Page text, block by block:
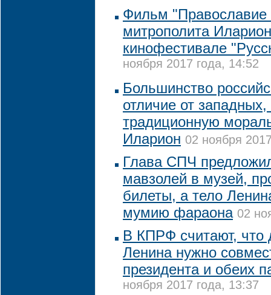
Фильм "Православие
митрополита
кинофестивале
ноября 2017 года, 14:52
Большинство
отличие от
традиционную
Иларион 02 ноября
Глава СПЧ
мавзолей в музей,
билеты, а тело
мумию фараона 02
В КПРФ считают, что
Ленина нужно
президента и обеих
ноября 2017 года, 13:37